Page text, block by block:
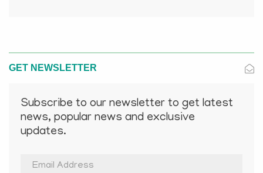
GET NEWSLETTER
Subscribe to our newsletter to get latest
news, popular news and exclusive
updates.